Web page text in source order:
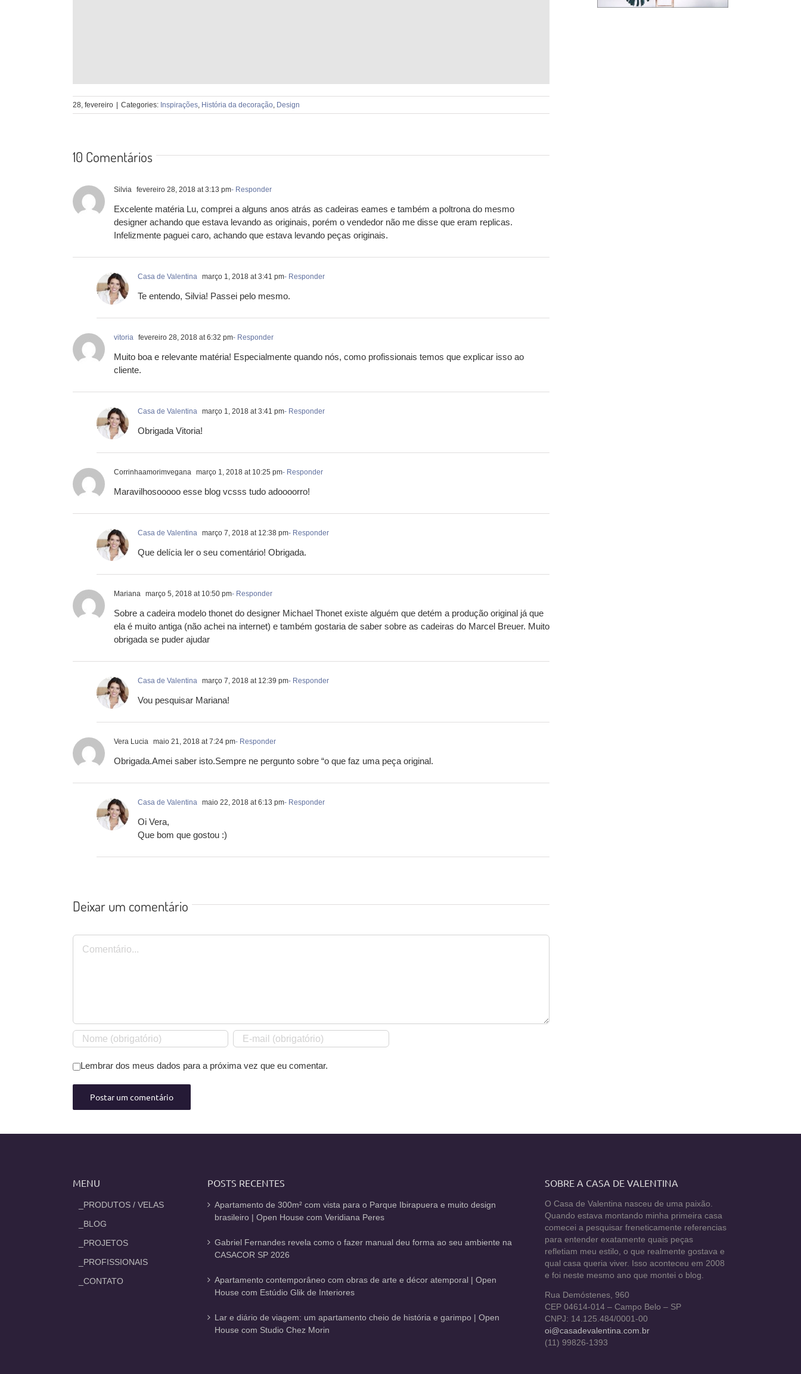
28, fevereiro Categories: Inspirações, História da decoração, Design
10 Comentários
Silvia fevereiro 28, 2018 at 3:13 pm- Responder
Excelente matéria Lu, comprei a alguns anos atrás as cadeiras eames e também a poltrona do mesmo
designer achando que estava levando as originais, porém o vendedor não me disse que eram replicas.
Infelizmente paguei caro, achando que estava levando peças originais.
Casa de Valentina março 1, 2018 at 3:41 pm- Responder
Te entendo, Silvia! Passei pelo mesmo.
vitoria fevereiro 28, 2018 at 6:32 pm- Responder
Muito boa e relevante matéria! Especialmente quando nós, como profissionais temos que explicar isso ao
cliente.
Casa de Valentina março 1, 2018 at 3:41 pm- Responder
Obrigada Vitoria!
Corrinhaamorimvegana março 1, 2018 at 10:25 pm- Responder
Maravilhosooooo esse blog vcsss tudo adoooorro!
Casa de Valentina março 7, 2018 at 12:38 pm- Responder
Que delícia ler o seu comentário! Obrigada.
Mariana março 5, 2018 at 10:50 pm- Responder
Sobre a cadeira modelo thonet do designer Michael Thonet existe alguém que detém a produção original já que
ela é muito antiga (não achei na internet) e também gostaria de saber sobre as cadeiras do Marcel Breuer. Muito
obrigada se puder ajudar
Casa de Valentina março 7, 2018 at 12:39 pm- Responder
Vou pesquisar Mariana!
Vera Lucia maio 21, 2018 at 7:24 pm- Responder
Obrigada.Amei saber isto.Sempre ne pergunto sobre “o que faz uma peça original.
Casa de Valentina maio 22, 2018 at 6:13 pm- Responder
Oi Vera,
Que bom que gostou :)
Deixar um comentário
Comentário
Lembrar dos meus dados para a próxima vez que eu comentar.
MENU
_PRODUTOS / VELAS
_BLOG
_PROJETOS
_PROFISSIONAIS
_CONTATO
POSTS RECENTES
Apartamento de 300m² com vista para o Parque Ibirapuera e muito design
brasileiro | Open House com Veridiana Peres
Gabriel Fernandes revela como o fazer manual deu forma ao seu ambiente na
CASACOR SP 2026
Apartamento contemporâneo com obras de arte e décor atemporal | Open
House com Estúdio Glik de Interiores
Lar e diário de viagem: um apartamento cheio de história e garimpo | Open
House com Studio Chez Morin
SOBRE A CASA DE VALENTINA
O Casa de Valentina nasceu de uma paixão.
Quando estava montando minha primeira casa
comecei a pesquisar freneticamente referencias
para entender exatamente quais peças
refletiam meu estilo, o que realmente gostava e
qual casa queria viver. Isso aconteceu em 2008
e foi neste mesmo ano que montei o blog.
Rua Demóstenes, 960
CEP 04614-014 – Campo Belo – SP
CNPJ: 14.125.484/0001-00
oi@casadevalentina.com.br
(11) 99826-1393